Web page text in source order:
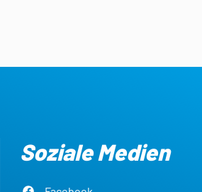
Soziale Medien